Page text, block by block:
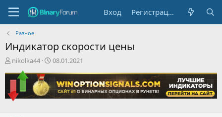
Вход Регистрация
Разное
Индикатор скорости цены
А
т
nikolka44
Д
н
08.01.2021